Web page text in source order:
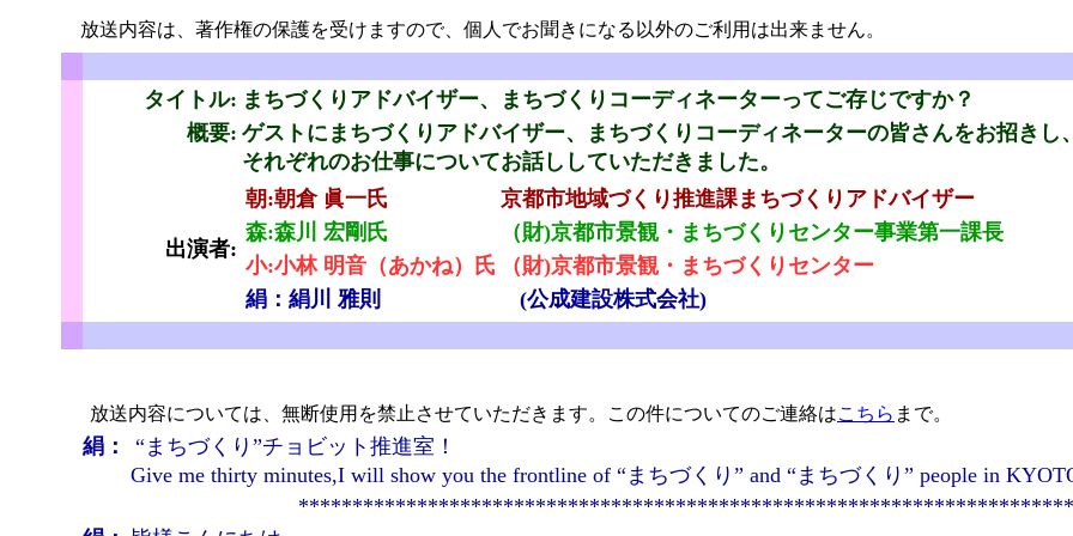
放送内容は、著作権の保護を受けますので、個人でお聞きになる以外のご利用は出来ません。
タイトル: まちづくりアドバイザー、まちづくりコーディネーターってご存じですか？
概要: ゲストにまちづくりアドバイザー、まちづくりコーディネーターの皆さんをお招きし、
それぞれのお仕事についてお話ししていただきました。
出演者:
朝:朝倉 眞一氏
京都市地域づくり推進課まちづくりアドバイザー
森:森川 宏剛氏
（財)京都市景観・まちづくりセンター事業第一課長
小:小林 明音（あかね）氏
（財)京都市景観・まちづくりセンター
絹：絹川 雅則
(公成建設株式会社)
放送内容については、無断使用を禁止させていただきます。この件についてのご連絡はこちら まで。
絹：
“まちづくり”チョビット推進室！
Give me thirty minutes,I will show you the frontline of “まちづくり” and “まちづくり” people in
************************************************************************